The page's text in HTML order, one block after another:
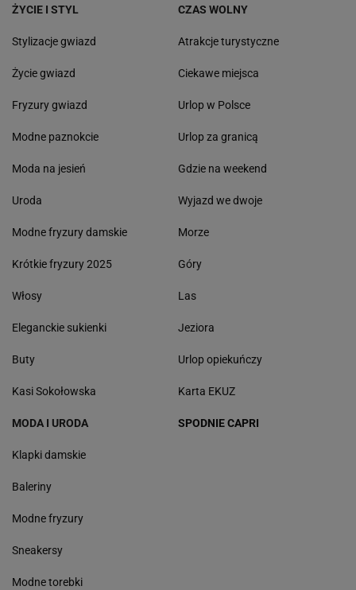
ŻYCIE I STYL
Stylizacje gwiazd
Życie gwiazd
Fryzury gwiazd
Modne paznokcie
Moda na jesień
Uroda
Modne fryzury damskie
Krótkie fryzury 2025
Włosy
Eleganckie sukienki
Buty
Kasi Sokołowska
CZAS WOLNY
Atrakcje turystyczne
Ciekawe miejsca
Urlop w Polsce
Urlop za granicą
Gdzie na weekend
Wyjazd we dwoje
Morze
Góry
Las
Jeziora
Urlop opiekuńczy
Karta EKUZ
MODA I URODA
Klapki damskie
Baleriny
Modne fryzury
Sneakersy
Modne torebki
SPODNIE CAPRI